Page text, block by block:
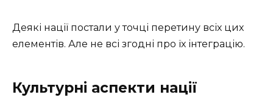
Деякі нації постали у точці перетину всіх цих
елементів. Але не всі згодні про їх інтеграцію.
Культурні аспекти нації